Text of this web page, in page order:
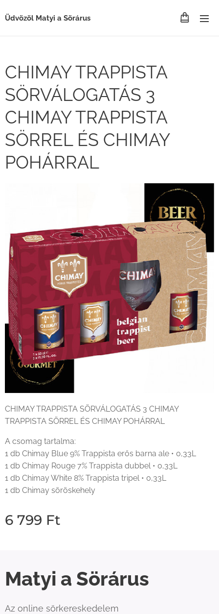
Üdvözöl Matyi a Sörárus
CHIMAY TRAPPISTA
SÖRVÁLOGATÁS 3
CHIMAY TRAPPISTA
SÖRREL ÉS CHIMAY
POHÁRRAL
CHIMAY TRAPPISTA SÖRVÁLOGATÁS 3 CHIMAY
TRAPPISTA SÖRREL ÉS CHIMAY POHÁRRAL
A csomag tartalma:
1 db Chimay Blue 9% Trappista erős barna ale • 0,33L
1 db Chimay Rouge 7% Trappista dubbel • 0,33L
1 db Chimay White 8% Trappista tripel • 0,33L
1 db Chimay söröskehely
6 799 Ft
Matyi a Sörárus
Az online sörkereskedelem